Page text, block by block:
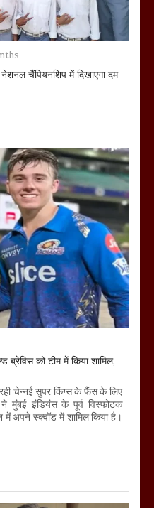
नेशनल चैंपियनशिप में दिखाएगा दम
को टीम में किया शामिल,
चेन्नई सुपर किंग्स के फैंस के लिए
मुंबई इंडियंस के पूर्व विस्फोटक
अपने स्क्वॉड में शामिल किया है।